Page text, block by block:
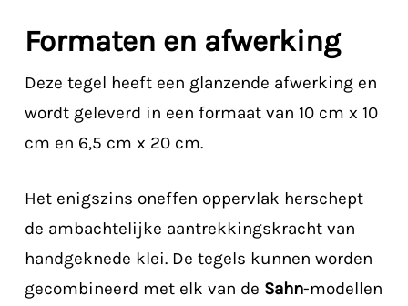
Formaten en afwerking
Deze tegel heeft een glanzende afwerking en
wordt geleverd in een formaat van 10 cm x 10
cm en 6,5 cm x 20 cm.
Het enigszins oneffen oppervlak herschept
de ambachtelijke aantrekkingskracht van
handgeknede klei. De tegels kunnen worden
gecombineerd met elk van de Sahn-modellen